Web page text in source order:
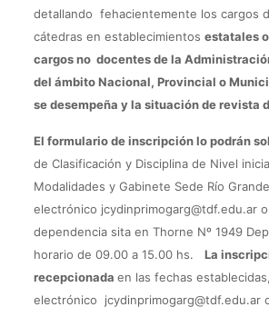
detallando fehacientemente los cargos
cátedras en establecimientos estatales
cargos no docentes de la
del ámbito Nacional, Provincial o
se desempeña y la situación de revista
El formulario de inscripción lo podrán
de Clasificación y Disciplina de Nivel
Modalidades y Gabinete Sede Río
electrónico jcydinprimogarg@tdf.edu.ar
dependencia sita en Thorne Nº 1949
horario de 09.00 a 15.00 hs. La
recepcionada en las fechas
electrónico jcydinprimogarg@tdf.edu.ar